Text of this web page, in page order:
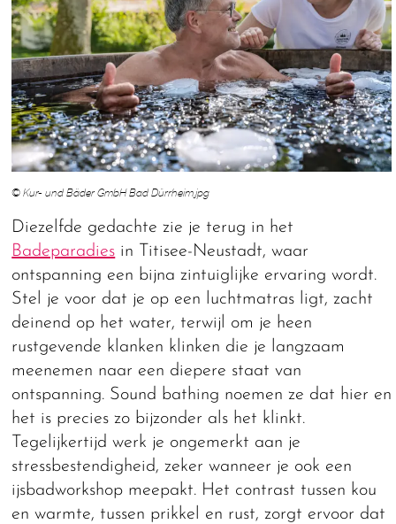
© Kur- und Bäder GmbH Bad Dürrheim.jpg
Diezelfde gedachte zie je terug in het
Badeparadies in Titisee-Neustadt, waar
ontspanning een bijna zintuiglijke ervaring wordt.
Stel je voor dat je op een luchtmatras ligt, zacht
deinend op het water, terwijl om je heen
rustgevende klanken klinken die je langzaam
meenemen naar een diepere staat van
ontspanning. Sound bathing noemen ze dat hier en
het is precies zo bijzonder als het klinkt.
Tegelijkertijd werk je ongemerkt aan je
stressbestendigheid, zeker wanneer je ook een
ijsbadworkshop meepakt. Het contrast tussen kou
en warmte, tussen prikkel en rust, zorgt ervoor dat